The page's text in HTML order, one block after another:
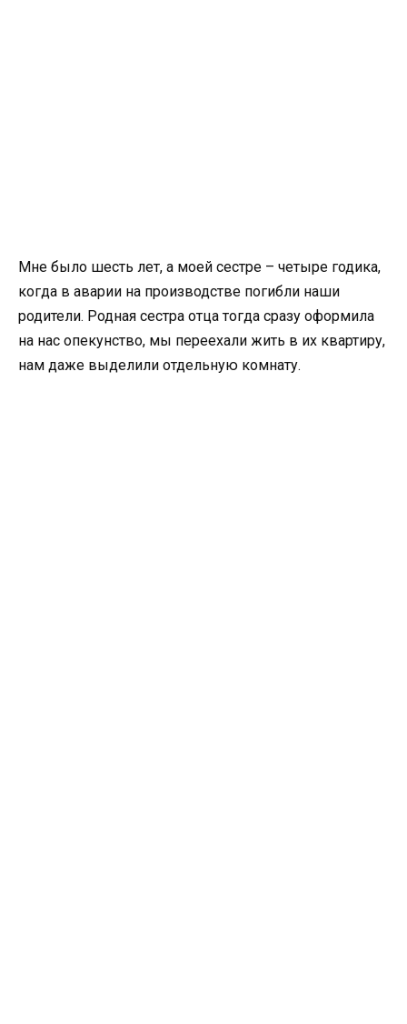
Мне было шесть лет, а моей сестре – четыре годика,
когда в аварии на производстве погибли наши
родители. Родная сестра отца тогда сразу оформила
на нас опекунство, мы переехали жить в их квартиру,
нам даже выделили отдельную комнату.